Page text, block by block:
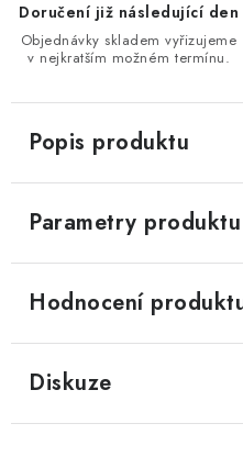
Doručení již následující den
Objednávky skladem vyřizujeme
v nejkratším možném termínu.
Popis produktu
Parametry produktu
Hodnocení
Diskuze